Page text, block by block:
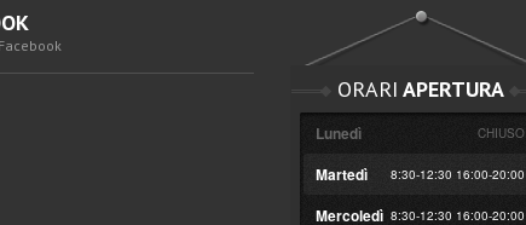
ORARI APERTURA
Lunedì CHIUSO
Martedì 8:30-12:30 16:00-20:00
Mercoledì 8:30-12:30 16:00-20:00